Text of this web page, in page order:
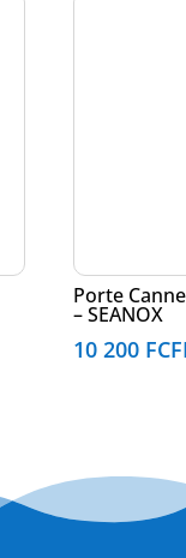
Porte
– SEANOX
10 200